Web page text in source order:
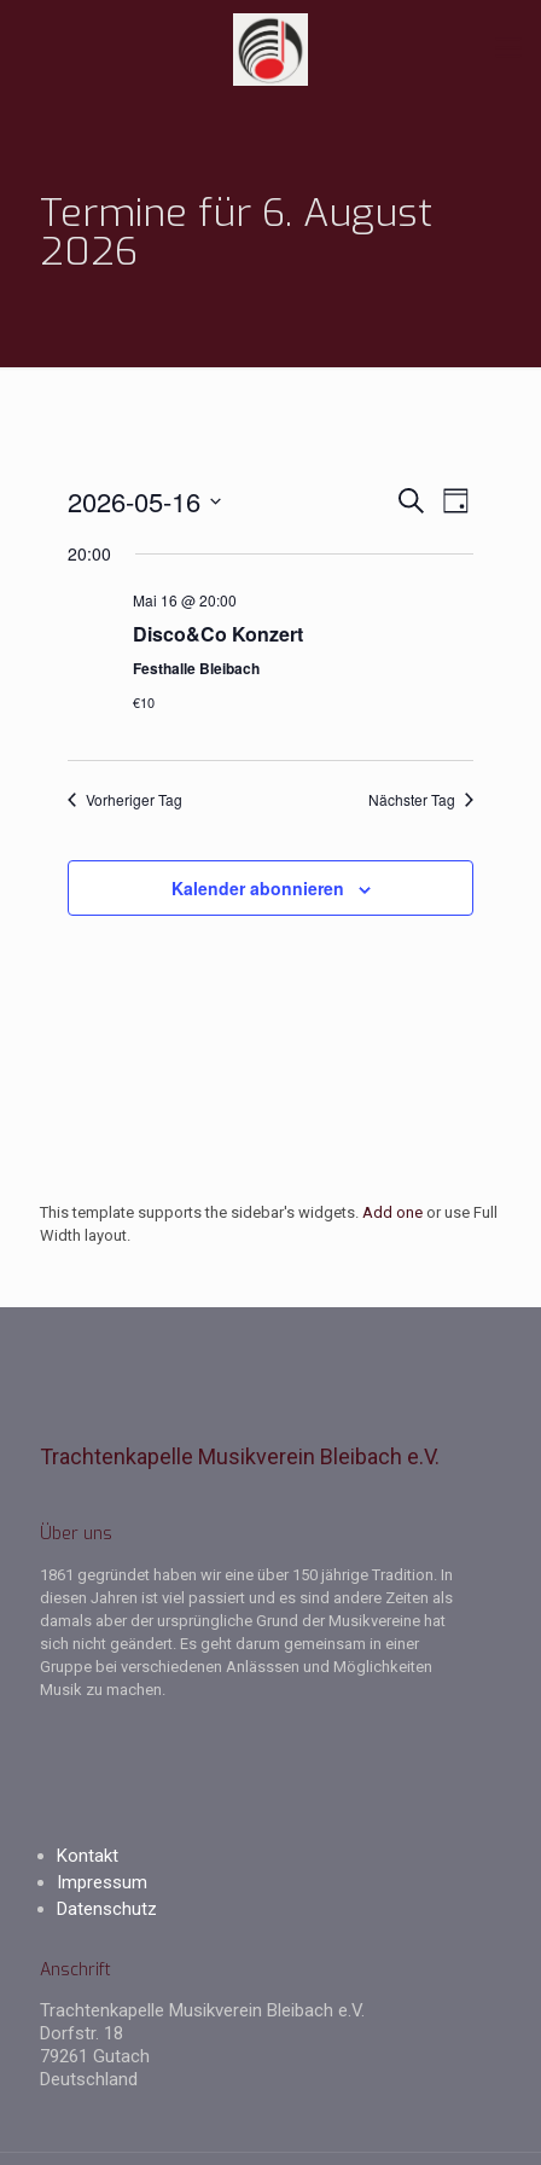
Termine für 6. August
2026
Termine
Suche
Suche Termin
Tag
2026-05-16
wählen.
20:00
Mai 16 @ 20:00
Disco&Co Konzert
Festhalle Bleibach
€10
Vorheriger Tag Nächster Tag
Kalender abonnieren
This template supports the sidebar's widgets. Add one or use Full
Width layout.
Trachtenkapelle Musikverein Bleibach e.V.
Über uns
1861 gegründet haben wir eine über 150 jährige Tradition. In
diesen Jahren ist viel passiert und es sind andere Zeiten als
damals aber der ursprüngliche Grund der Musikvereine hat
sich nicht geändert. Es geht darum gemeinsam in einer
Gruppe bei verschiedenen Anlässsen und Möglichkeiten
Musik zu machen.
Kontakt
Impressum
Datenschutz
Anschrift
Trachtenkapelle Musikverein Bleibach e.V.
Dorfstr. 18
79261 Gutach
Deutschland